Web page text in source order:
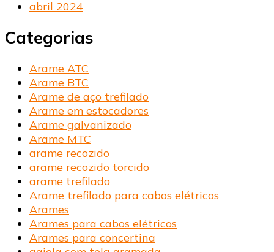
abril 2024
Categorias
Arame ATC
Arame BTC
Arame de aço trefilado
Arame em estocadores
Arame galvanizado
Arame MTC
arame recozido
arame recozido torcido
arame trefilado
Arame trefilado para cabos elétricos
Arames
Arames para cabos elétricos
Arames para concertina